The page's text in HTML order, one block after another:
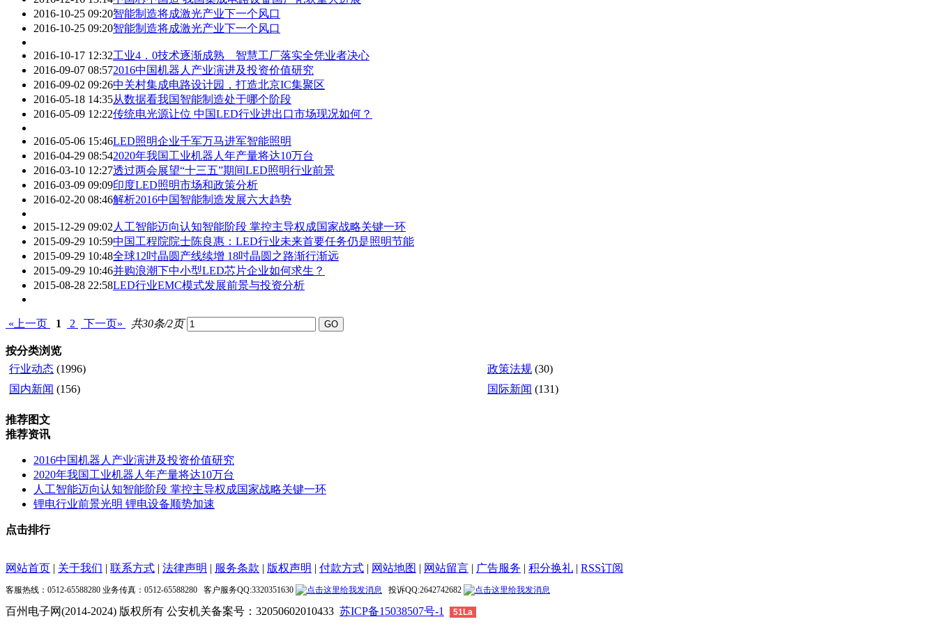
2016-10-25 09:20智能制造将成激光产业下一个风口
2016-10-25 09:20智能制造将成激光产业下一个风口
2016-10-17 12:32工业4．0技术逐渐成熟 智慧工厂落实全凭业者决心
2016-09-07 08:572016中国机器人产业演进及投资价值研究
2016-09-02 09:26中关村集成电路设计园，打造北京IC集聚区
2016-05-18 14:35从数据看我国智能制造处于哪个阶段
2016-05-09 12:22传统电光源让位 中国LED行业进出口市场现况如何？
2016-05-06 15:46LED照明企业千军万马进军智能照明
2016-04-29 08:542020年我国工业机器人年产量将达10万台
2016-03-10 12:27透过两会展望“十三五”期间LED照明行业前景
2016-03-09 09:09印度LED照明市场和政策分析
2016-02-20 08:46解析2016中国智能制造发展六大趋势
2015-12-29 09:02 人工智能迈向认知智能阶段 掌控主导权成国家战略关键一环
2015-09-29 10:59中国工程院院士陈良惠：LED行业未来首要任务仍是照明节能
2015-09-29 10:48全球12吋晶圆产线续增 18吋晶圆之路渐行渐远
2015-09-29 10:46并购浪潮下中小型LED芯片企业如何求生？
2015-08-28 22:58LED行业EMC模式发展前景与投资分析
«上一页 1 2 下一页» 共30条/2页
按分类浏览
行业动态 (1996) 政策法规 (30)
国内新闻 (156) 国际新闻 (131)
推荐图文
推荐资讯
2016中国机器人产业演进及投资价值研究
2020年我国工业机器人年产量将达10万台
人工智能迈向认知智能阶段 掌控主导权成国家战略关键一环
锂电行业前景光明 锂电设备顺势加速
点击排行
网站首页 | 关于我们 | 联系方式 | 法律声明 | 服务条款 | 版权声明 | 付款方式 | 网站地图 | 网站留言 | 广告服务 | 积分换礼 | RSS订阅
客服热线：0512-65588280 业务传真：0512-65588280 客户服务QQ:3320351630 投诉QQ:2642742682
百州电子网(2014-2024) 版权所有 公安机关备案号：32050602010433 苏ICP备15038507号-1 51La